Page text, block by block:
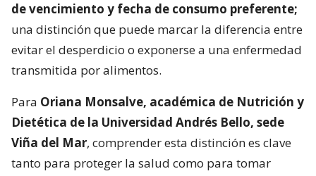
de vencimiento y fecha de consumo preferente;
una distinción que puede marcar la diferencia entre
evitar el desperdicio o exponerse a una enfermedad
transmitida por alimentos.
Para Oriana Monsalve, académica de Nutrición y
Dietética de la Universidad Andrés Bello, sede
Viña del Mar, comprender esta distinción es clave
tanto para proteger la salud como para tomar